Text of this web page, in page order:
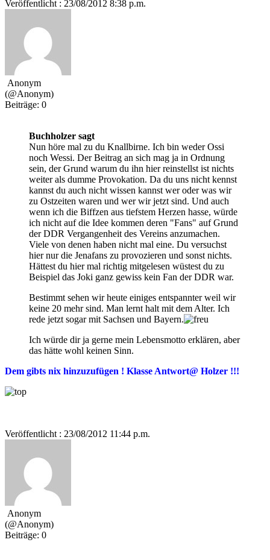
Veröffentlicht : 23/08/2012 8:38 p.m.
Anonym
(@Anonym)
Beiträge: 0
Buchholzer sagt
Nun höre mal zu du Knallbirne. Ich bin weder Ossi
noch Wessi. Der Beitrag an sich mag ja in Ordnung
sein, der Grund warum du ihn hier reinstellst ist nichts
weiter als dumme Provokation. Da du uns nicht kennst
kannst du auch nicht wissen kannst wer oder was wir
zu Ostzeiten waren und wer wir jetzt sind. Und auch
wenn ich die Biffzen aus tiefstem Herzen hasse, würde
ich nicht auf die Idee kommen deren "Fans" auf Grund
der DDR Vergangenheit des Vereins anzumachen.
Viele von denen haben nicht mal eine. Du versuchst
hier nur die Jenafans zu provozieren und sonst nichts.
Hättest du hier mal richtig mitgelesen wüstest du zu
Beispiel das Joki ganz gewiss kein Fan der DDR war.
Bestimmt sehen wir heute einiges entspannter weil wir
keine 20 mehr sind. Man lernt halt mit dem Alter. Ich
rede jetzt sogar mit Sachsen und Bayern.
Ich würde dir ja gerne mein Lebensmotto erklären, aber
das hätte wohl keinen Sinn.
Dem gibts nix hinzuzufügen ! Klasse Antwort@ Holzer !!!
Veröffentlicht : 23/08/2012 11:44 p.m.
Anonym
(@Anonym)
Beiträge: 0